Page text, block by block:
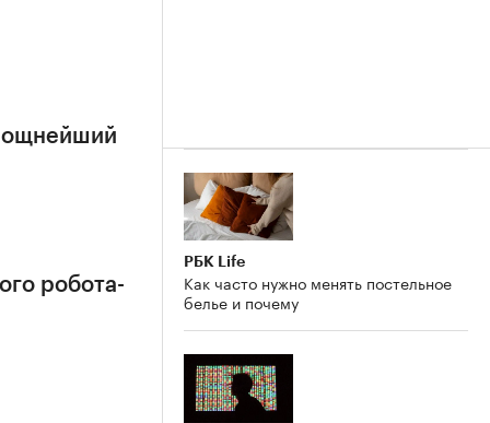
робота-
РБК Life
Как часто нужно менять постельное
белье и почему